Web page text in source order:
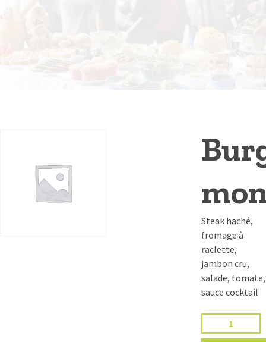
Steak haché,
fromage à
raclette,
jambon cru,
salade, tomate,
sauce cocktail
montagnard